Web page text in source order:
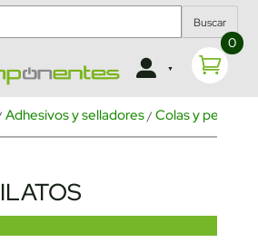
Buscar
0
Adhesivos y selladores/ Colas y